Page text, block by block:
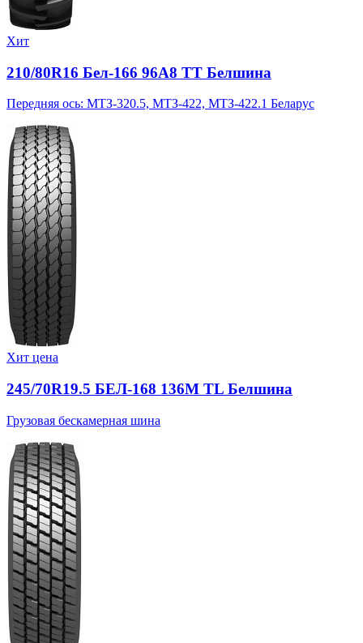
Хит
210/80R16 Бел-166 96A8 TT Белшина
Передняя ось: МТЗ-320.5, МТЗ-422, МТЗ-422.1 Беларус
Хит цена
245/70R19.5 БЕЛ-168 136M TL Белшина
Грузовая бескамерная шина